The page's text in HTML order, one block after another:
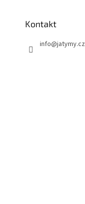
Kontakt
info@jatymy.cz